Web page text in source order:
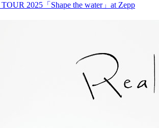
2025「Shape the water」at Zepp